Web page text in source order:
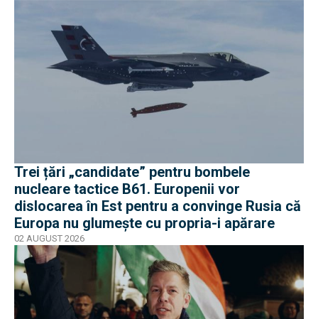
Trei țări „candidate” pentru bombele
nucleare tactice B61. Europenii vor
dislocarea în Est pentru a convinge Rusia că
Europa nu glumește cu propria-i apărare
02 AUGUST 2026